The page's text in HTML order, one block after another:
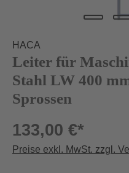
HACA
Leiter für
Stahl LW 400
Sprossen
133,00 €*
Preise exkl. MwSt. zzgl.